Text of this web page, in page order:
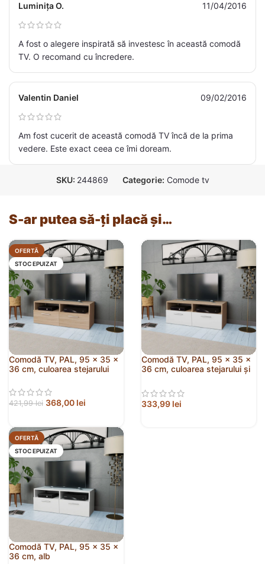
Luminița O. 11/04/2016
A fost o alegere inspirată să investesc în această comodă
TV. O recomand cu încredere.
Valentin Daniel 09/02/2016
Am fost cucerit de această comodă TV încă de la prima
vedere. Este exact ceea ce îmi doream.
SKU: 244869 Categorie: Comode tv
S-ar putea să-ți placă și…
OFERTĂ
STOC EPUIZAT
Comodă TV, PAL, 95 x 35 x
36 cm, culoarea stejarului
421,99lei 368,00 lei
Comodă TV, PAL, 95 x 35 x
36 cm, culoarea stejarului și
333,99 lei
OFERTĂ
STOC EPUIZAT
Comodă TV, PAL, 95 x 35 x
36 cm, alb